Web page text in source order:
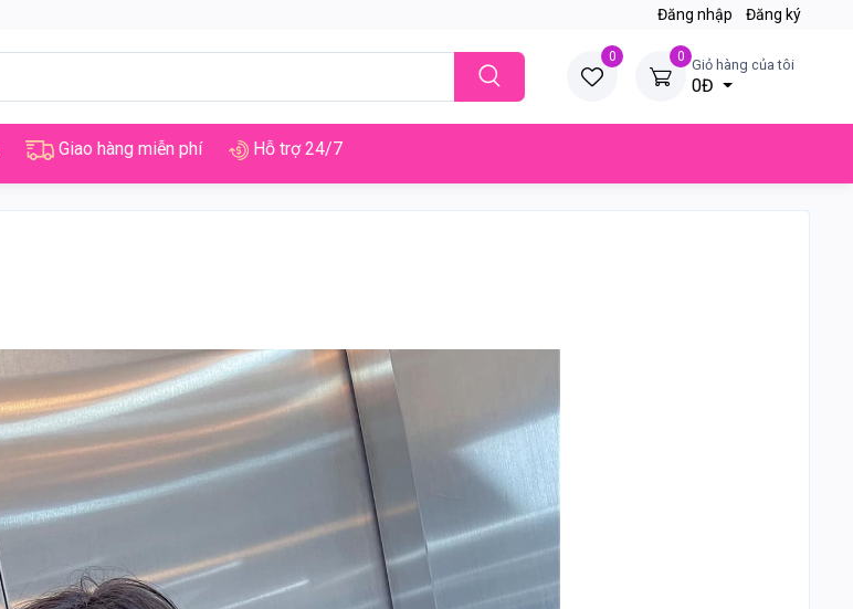
Đăng nhập Đăng ký
0 0 Giỏ hàng của tôi
0Đ
Giao hàng miễn phí Hỗ trợ 24/7